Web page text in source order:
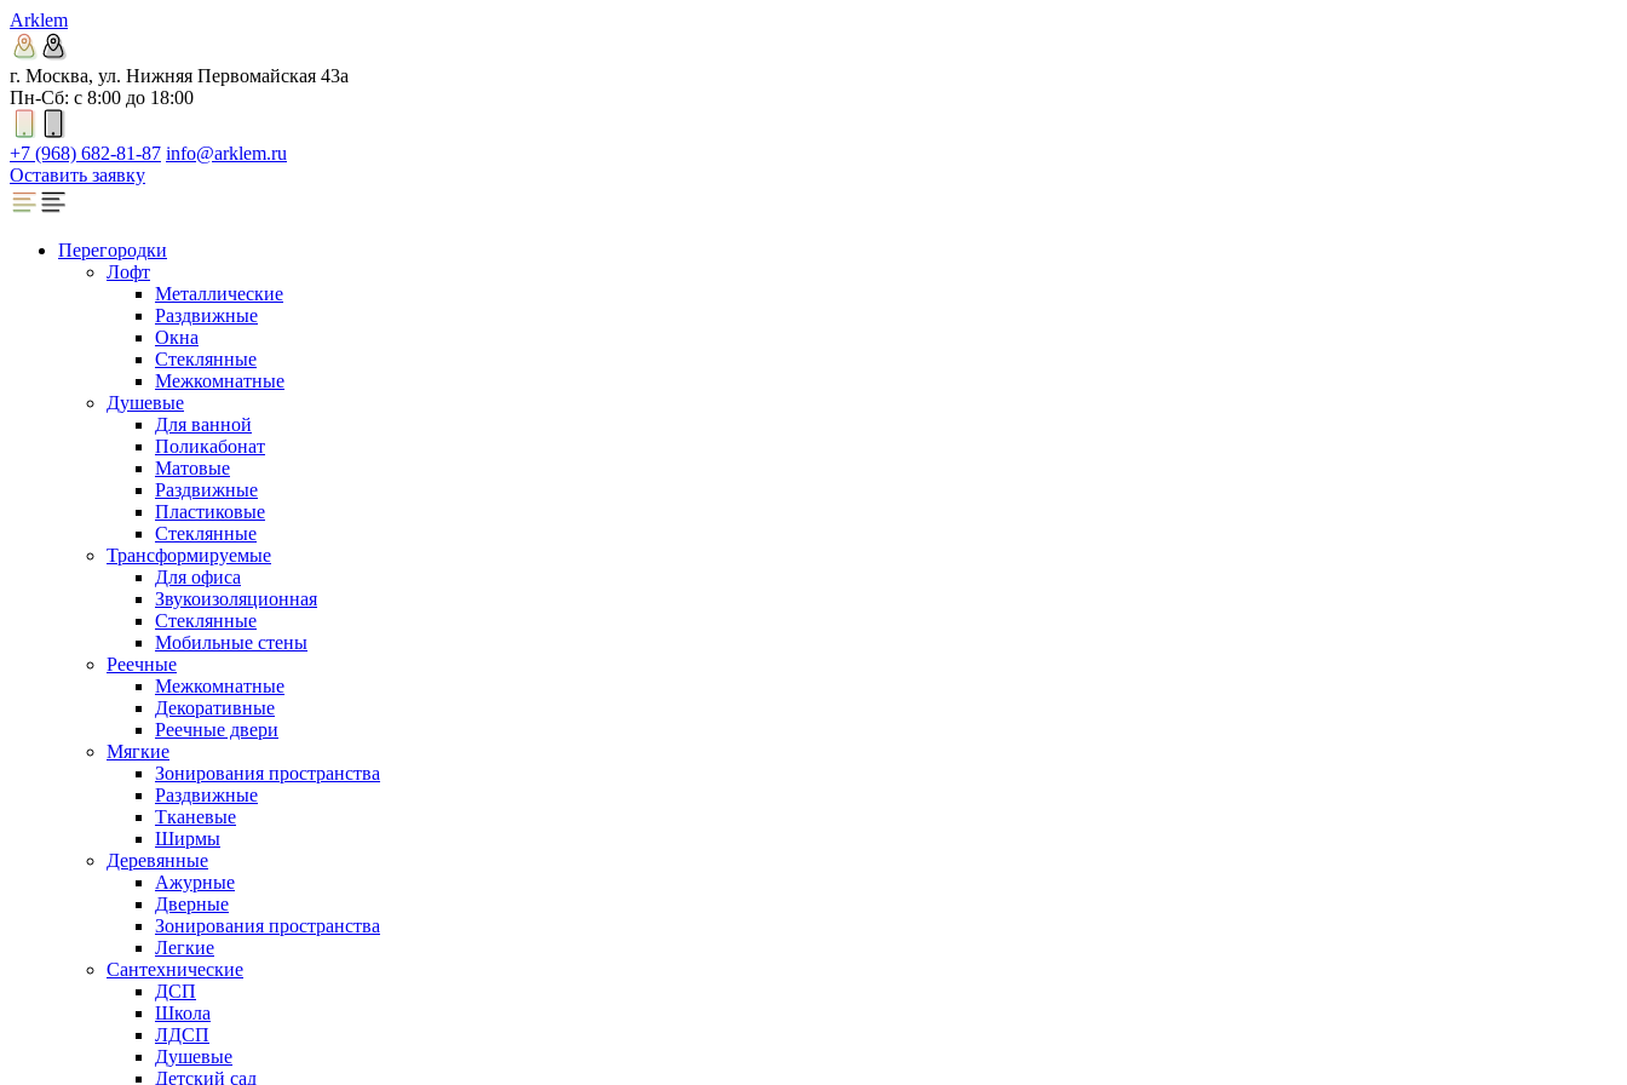
Arklem
г. Москва, ул. Нижняя Первомайская 43а
Пн-Сб: с 8:00 до 18:00
+7 (968) 682-81-87 info@arklem.ru
Оставить заявку
Перегородки
Лофт
Металлические
Раздвижные
Окна
Стеклянные
Межкомнатные
Душевые
Для ванной
Поликабонат
Матовые
Раздвижные
Пластиковые
Стеклянные
Трансформируемые
Для офиса
Звукоизоляционная
Стеклянные
Мобильные стены
Реечные
Межкомнатные
Декоративные
Реечные двери
Мягкие
Зонирования пространства
Раздвижные
Тканевые
Ширмы
Деревянные
Ажурные
Дверные
Зонирования пространства
Легкие
Сантехнические
ДСП
Школа
ЛДСП
Душевые
Детский сад